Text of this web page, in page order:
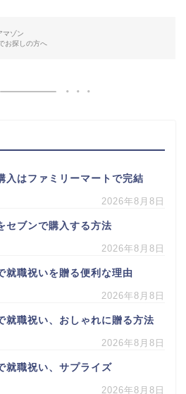
マゾン
お探しの方へ
入はファミリーマートで完結
2026年8月8日
セブンで購入する方法
2026年8月8日
就職祝いを贈る便利な理由
2026年8月8日
就職祝い、おしゃれに贈る方法
2026年8月8日
就職祝い、サプライズ
2026年8月8日